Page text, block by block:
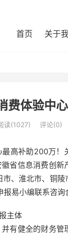
首页 关于
费体验中
读(1027) 评论(0)
高补助200万！
省信息消费创
、淮北市、铜
报易小编联系咨询
主体
有健全的财务